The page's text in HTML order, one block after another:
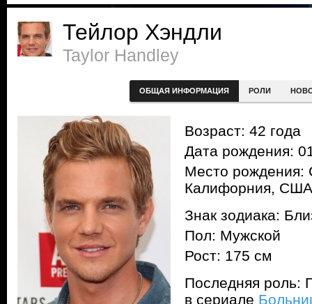
Тейлор Хэндли
Taylor Handley
ОБЩАЯ ИНФОРМАЦИЯ РОЛИ
Возраст: 42 года
Дата рождения:
Место рождения:
Калифорния, США
Знак зодиака:
Пол: Мужской
Рост: 175 см
Последняя роль:
в сериале